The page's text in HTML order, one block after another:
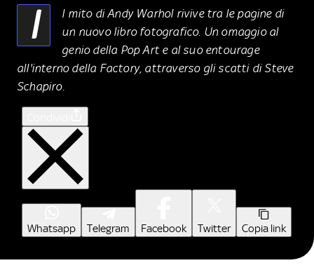
I
l mito di Andy Warhol rivive tra le pagine di
un nuovo libro fotografico. Un omaggio al
genio della Pop Art e al suo entourage
all'interno della Factory, attraverso gli scatti di Steve
Schapiro.
Whatsapp Telegram Facebook Twitter Copia link